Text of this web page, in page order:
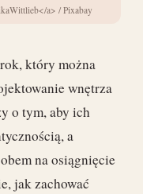
a> / Pixabay
który można
wnętrza
o tym, aby ich
a
na osiągnięcie
jak zachować